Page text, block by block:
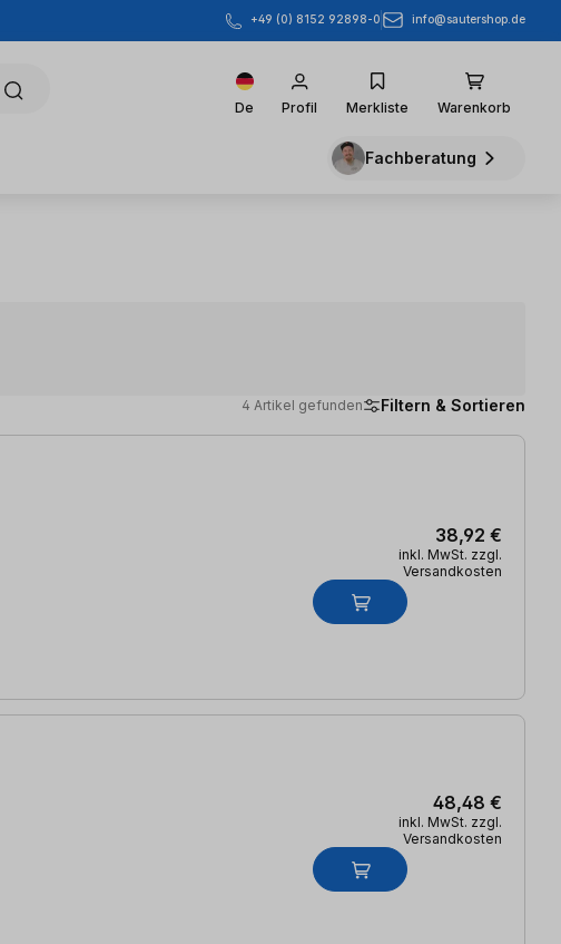
+49 (0) 8152 92898-0 info@sautershop.de
De Profil Merkliste Warenkorb
Fachberatung
4 Artikel gefunden Filtern & Sortieren
38,92 €
inkl. MwSt. zzgl.
Versandkosten
48,48 €
inkl. MwSt. zzgl.
Versandkosten